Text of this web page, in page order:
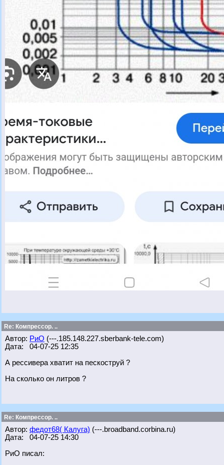
Re: Компрессор. ..
Автор: РиО (---.185.148.227.sberbank-tele.com)
Дата: 04-07-25 12:35
А рессивера хватит на пескоструй ?
На сколько он литров ?
Re: Компрессор. ..
Автор: федот68( Калуга) (---.broadband.corbina.ru)
Дата: 04-07-25 14:30
РиО писал: